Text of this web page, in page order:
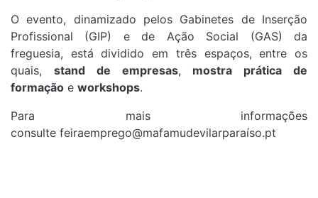
O evento, dinamizado pelos Gabinetes de Inserção
Profissional (GIP) e de Ação Social (GAS) da
freguesia, está dividido em três espaços, entre os
quais, stand de empresas, mostra prática de
formação e workshops.
Para mais informações
consulte feiraemprego@mafamudevilarparaíso.pt